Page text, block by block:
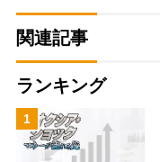
関連記事
ランキング
1